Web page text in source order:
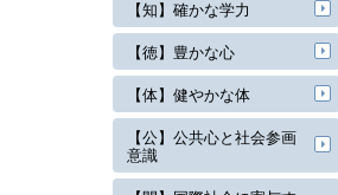
【知】確かな学力
【徳】豊かな心
【体】健やかな体
【公】公共心と社会参画
意識